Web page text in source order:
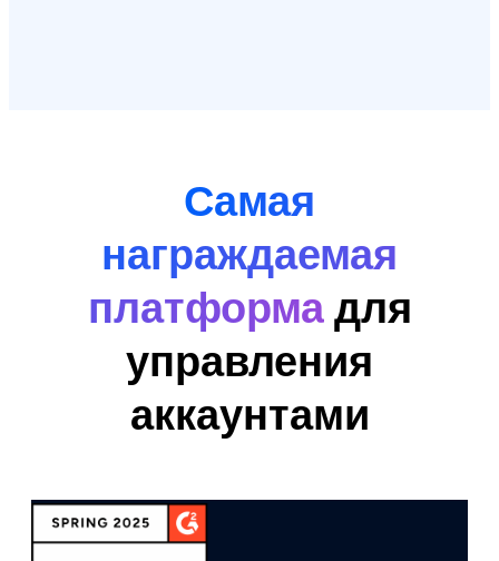
Самая
награждаемая
платформадля
управления
аккаунтами